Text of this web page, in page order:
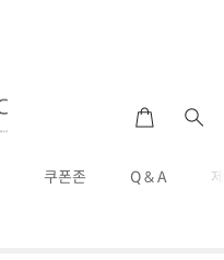
쿠폰존 Q & A